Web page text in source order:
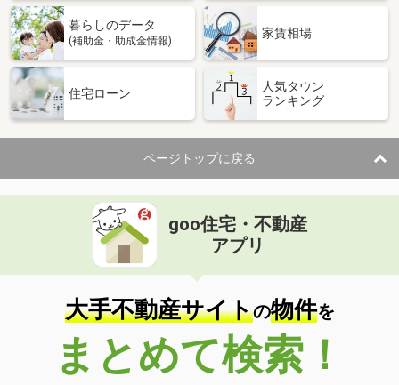
暮らしのデータ
(補助金・助成金情報)
家賃相場
住宅ローン
人気タウン
ランキング
ページトップに戻る
goo住宅・不動産
アプリ
大手不動産サイトの物件を
まとめて検索！